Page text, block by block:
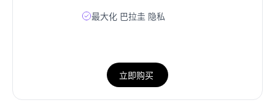
最大化 巴拉圭 隐私
立即购买